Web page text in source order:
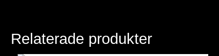
Relaterade produkter